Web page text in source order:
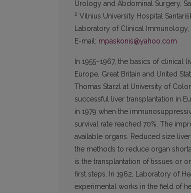
Urology and Abdominal Surgery,
2 Vilnius University Hospital
Laboratory of Clinical Immunology,
E-mail: mpaskonis@yahoo.com
In 1955–1967, the basics of
Europe, Great Britain and United
Thomas Starzl at University of
successful liver transplantation in
in 1979 when the
survival rate reached 70%. The
available organs. Reduced size
the methods to reduce organ
is the transplantation of tissues or
first steps. In 1962, Laboratory of
experimental works in the field of